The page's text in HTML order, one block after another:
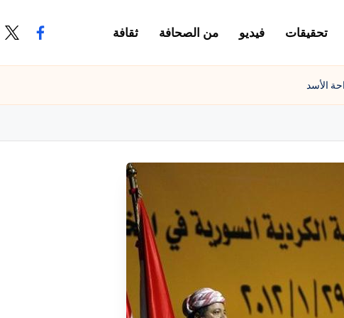
تحقيقات فيديو من الصحافة ثقافة
الأسد